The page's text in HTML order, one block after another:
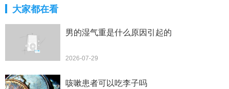
大家都在看
男的湿气重是什么原因引起的
2026-07-29
咳嗽患者可以吃李子吗